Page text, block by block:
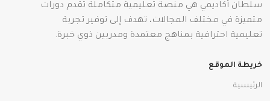
سلطان أكاديمي هي منصة تعليمية متكاملة تقدم دورات
متميزة في مختلف المجالات، تهدف إلى توفير تجربة
تعليمية احترافية بمناهج معتمدة ومدربين ذوي خبرة.
خريطة الموقع
الرئيسية